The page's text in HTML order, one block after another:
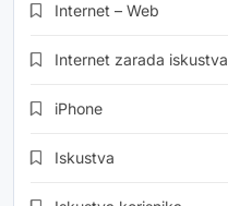
Internet – Web
Internet zarada iskustva
iPhone
Iskustva